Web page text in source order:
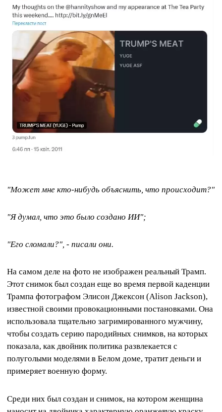
"Может мне кто-нибудь объяснить, что происходит?"
"Я думал, что это было создано ИИ";
"Его сломали?", - писали они.
На самом деле на фото не изображен реальный Трамп.
Этот снимок был создан еще во время первой каденции
Трампа фотографом Элисон Джексон (Alison Jackson),
известной своими провокационными постановками. Она
использовала тщательно загримированного мужчину,
чтобы создать серию пародийных снимков, на которых
показала, как двойник политика развлекается с
полуголыми моделями в Белом доме, тратит деньги и
примеряет военную форму.
Среди них был создан и снимок, на котором женщина